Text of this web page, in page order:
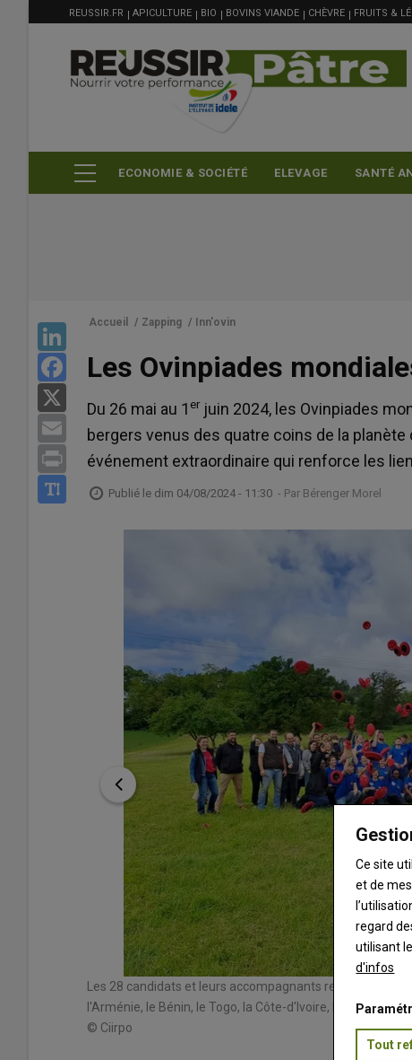
contenu
MENU
FILIÈRE
REUSSIR.FR APICULTURE BIO BOVINS VIANDE CHÈVRE FRUITS &
ECONOMIE & SOCIÉTÉ ELEVAGE SANTÉ
Facebook
Email
Print
Accueil / Zapping / Inn'ovin
Les Ovinpiades
Du 26 mai au 1 erjuin 2024, les Ovinpiades
bergers venus des quatre coins de la
événement extraordinaire qui renforce les
Publié le dim 04/08/2024 - 11:30 - Par Bérenger Morel
Les 28 candidats et leurs accompagnants représentaient
l'Arménie, le Bénin, le Togo, la Côte-d'Ivoire, l'Australie, le
© Ciirpo
Ce site
et de
regard
utilisant
d'infos
Tout